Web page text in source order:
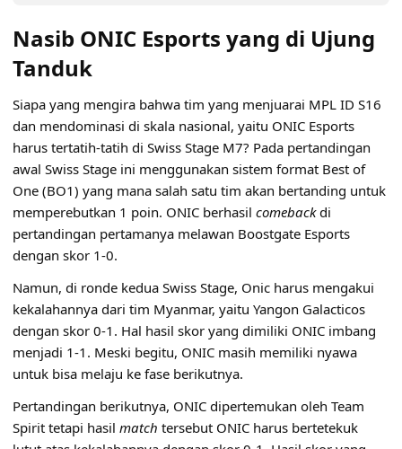
Nasib ONIC Esports yang di Ujung
Tanduk
Siapa yang mengira bahwa tim yang menjuarai MPL ID S16
dan mendominasi di skala nasional, yaitu ONIC Esports
harus tertatih-tatih di Swiss Stage M7? Pada pertandingan
awal Swiss Stage ini menggunakan sistem format Best of
One (BO1) yang mana salah satu tim akan bertanding untuk
memperebutkan 1 poin. ONIC berhasil comebackdi
pertandingan pertamanya melawan Boostgate Esports
dengan skor 1-0.
Namun, di ronde kedua Swiss Stage, Onic harus mengakui
kekalahannya dari tim Myanmar, yaitu Yangon Galacticos
dengan skor 0-1. Hal hasil skor yang dimiliki ONIC imbang
menjadi 1-1. Meski begitu, ONIC masih memiliki nyawa
untuk bisa melaju ke fase berikutnya.
Pertandingan berikutnya, ONIC dipertemukan oleh Team
Spirit tetapi hasil match tersebut ONIC harus bertetekuk